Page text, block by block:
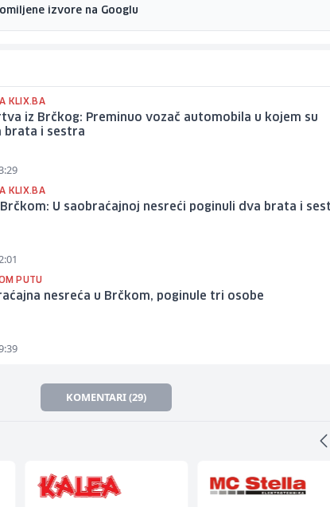
izvore na Googlu
KLIX.BA
iz Brčkog: Preminuo vozač automobila u kojem su
brata i sestra
KLIX.BA
U saobraćajnoj nesreći poginuli dva brata i
PUTU
nesreća u Brčkom, poginule tri osobe
KOMENTARI (29)